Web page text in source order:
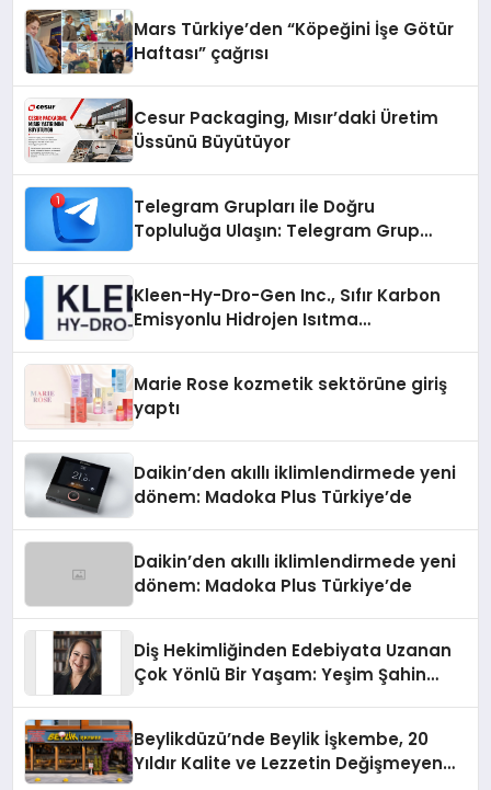
Mars Türkiye’den “Köpeğini İşe Götür
Haftası” çağrısı
Cesur Packaging, Mısır’daki Üretim
Üssünü Büyütüyor
Telegram Grupları ile Doğru
Topluluğa Ulaşın: Telegram Grup
Kleen-Hy-Dro-Gen Inc., Sıfır Karbon
Emisyonlu Hidrojen Isıtma
Marie Rose kozmetik sektörüne giriş
yaptı
Daikin’den akıllı iklimlendirmede yeni
dönem: Madoka Plus Türkiye’de
Daikin’den akıllı iklimlendirmede yeni
dönem: Madoka Plus Türkiye’de
Diş Hekimliğinden Edebiyata Uzanan
Çok Yönlü Bir Yaşam: Yeşim Şahin
Beylikdüzü’nde Beylik İşkembe, 20
Yıldır Kalite ve Lezzetin Değişmeyen